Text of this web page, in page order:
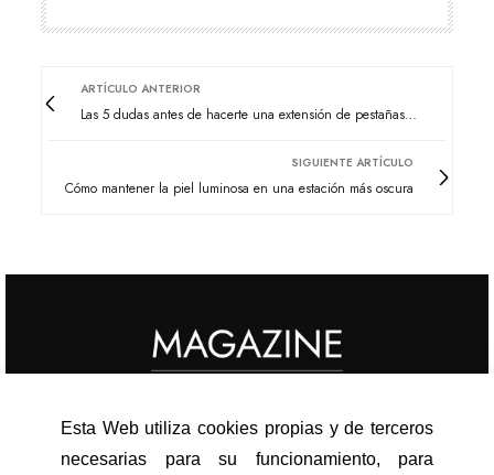
ARTÍCULO ANTERIOR
Las 5 dudas antes de hacerte una extensión de pestañas…
SIGUIENTE ARTÍCULO
Cómo mantener la piel luminosa en una estación más oscura
ACTUALIDAD
Esta Web utiliza cookies propias y de terceros
necesarias para su funcionamiento, para